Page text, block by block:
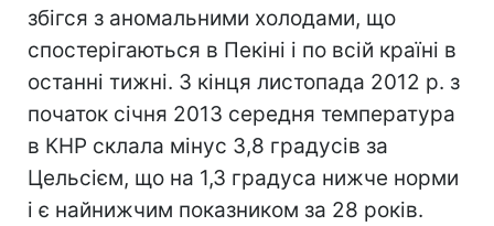
збігся з аномальними холодами, що
спостерігаються в Пекіні і по всій країні в
останні тижні. З кінця листопада 2012 р. з
початок січня 2013 середня температура
в КНР склала мінус 3,8 градусів за
Цельсієм, що на 1,3 градуса нижче норми
і є найнижчим показником за 28 років.